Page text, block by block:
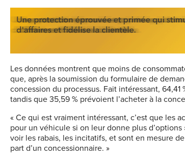
Les données montrent que moins de
que, après la soumission du formulaire de
concession du processus. Fait intéressant,
tandis que 35,59 % prévoient l’acheter à la
« Ce qui est vraiment intéressant, c’est que les
pour un véhicule si on leur donne plus d’options
voir les rabais, les incitatifs, et sont en mesure
part d’un concessionnaire. »